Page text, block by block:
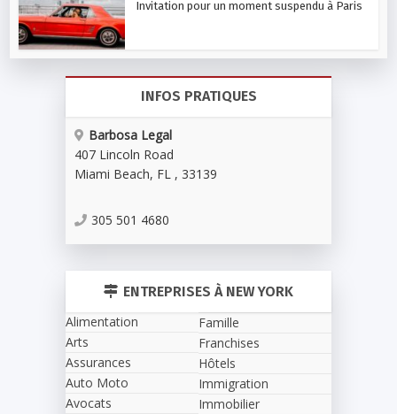
Invitation pour un moment suspendu à Paris
INFOS PRATIQUES
Barbosa Legal
407 Lincoln Road
Miami Beach, FL , 33139
305 501 4680
ENTREPRISES À NEW YORK
Alimentation
Arts
Assurances
Auto Moto
Avocats
Famille
Franchises
Hôtels
Immigration
Immobilier